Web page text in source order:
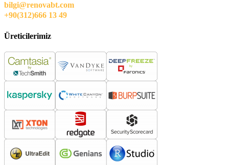
bilgi@renovabt.com
+90(312)666 13 49
Üreticilerimiz